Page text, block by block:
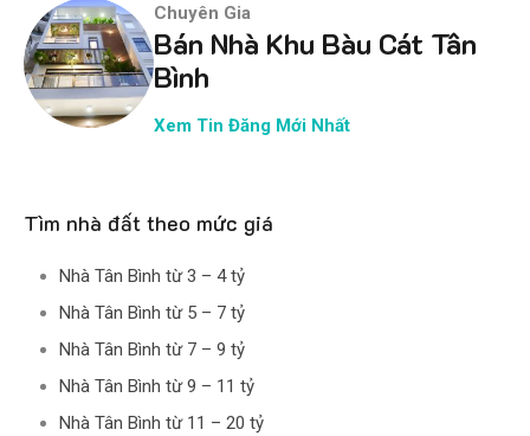
Chuyên Gia
Bán Nhà Khu Bàu Cát Tân
Bình
Xem Tin Đăng Mới Nhất
Tìm nhà đất theo mức giá
Nhà Tân Bình từ 3 – 4 tỷ
Nhà Tân Bình từ 5 – 7 tỷ
Nhà Tân Bình từ 7 – 9 tỷ
Nhà Tân Bình từ 9 – 11 tỷ
Nhà Tân Bình từ 11 – 20 tỷ